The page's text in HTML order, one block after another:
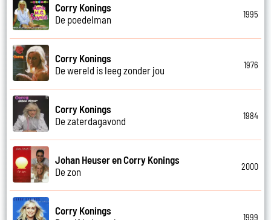
Corry Konings
De poedelman
1995
Corry Konings
De wereld is leeg zonder jou
1976
Corry Konings
De zaterdagavond
1984
Johan Heuser en Corry Konings
De zon
2000
Corry Konings
1999